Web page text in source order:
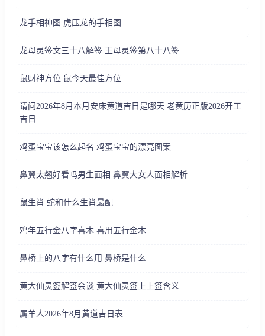
龙手相神图 虎压龙的手相图
龙母灵签文三十八解签 王母灵签第八十八签
鼠财神方位 鼠今天最佳方位
请问2026年8月本月安床黄道吉日是哪天 老黄历正版2026开工
吉日
鸡蛋宝宝该怎么起名 鸡蛋宝宝的漂亮图案
鼻翼太翘好看吗男生面相 鼻翼大女人面相解析
鼠生肖 蛇和什么生肖最配
鸡年五行金八字喜木 喜用五行金木
鼻桥上的八字有什么用 鼻桥是什么
黄大仙灵签解签会谈 黄大仙灵签上上签含义
属羊人2026年8月黄道吉日表